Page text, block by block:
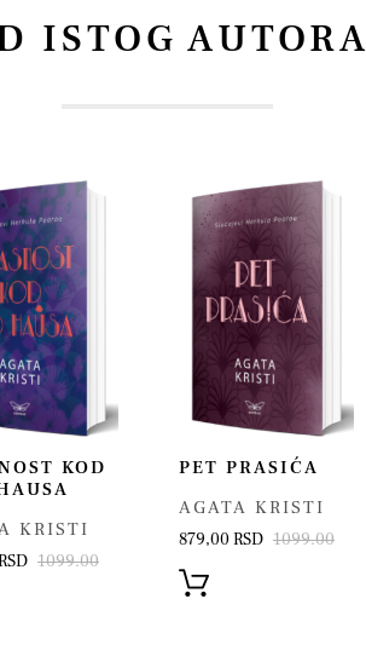
ISTOG AUTORA
KOD
KRISTI
1099.00
PET PRASIĆA
AGATA KRISTI
879,00 RSD 1099.00